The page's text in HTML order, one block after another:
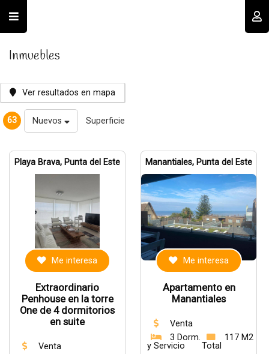
Recordar datos
INGRESAR
Olvidé mi clave Registro
Inmuebles
Ver resultados en mapa
63 Nuevos Superficie
Playa Brava, Punta del Este
Me interesa
Extraordinario
Penhouse en la torre
One de 4 dormitorios
en suite
Venta
Manantiales, Punta del Este
Me interesa
Apartamento en
Manantiales
Venta
3 Dorm.
y Servicio
117 M2
Total